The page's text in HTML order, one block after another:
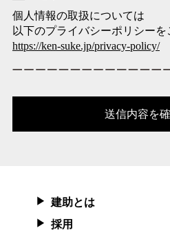
個人情報の取扱については
以下のプライバシーポリシーを
https://ken-suke.jp/privacy-policy/
建助とは
採用